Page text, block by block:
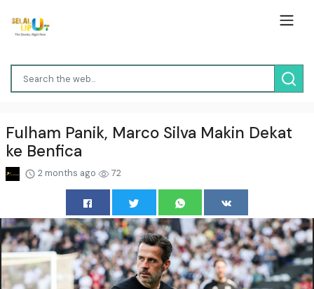
Fulham Panik, Marco Silva Makin Dekat
ke Benfica
2 months ago 72